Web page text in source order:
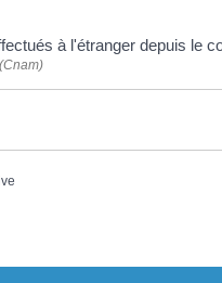
à l'étranger depuis le